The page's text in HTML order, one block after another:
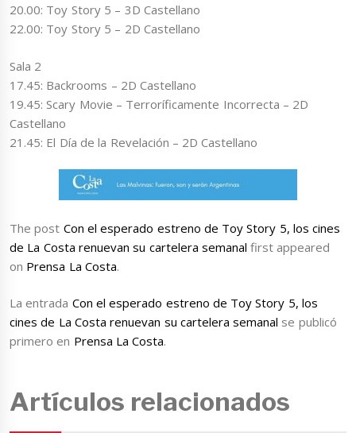
20.00: Toy Story 5 – 3D Castellano
22.00: Toy Story 5 – 2D Castellano
Sala 2
17.45: Backrooms – 2D Castellano
19.45: Scary Movie – Terroríficamente Incorrecta – 2D
Castellano
21.45: El Día de la Revelación – 2D Castellano
The post Con el esperado estreno de Toy Story 5, los cines
de La Costa renuevan su cartelera semanal first appeared
on Prensa La Costa.
La entrada Con el esperado estreno de Toy Story 5, los
cines de La Costa renuevan su cartelera semanal se publicó
primero en Prensa La Costa.
Artículos relacionados